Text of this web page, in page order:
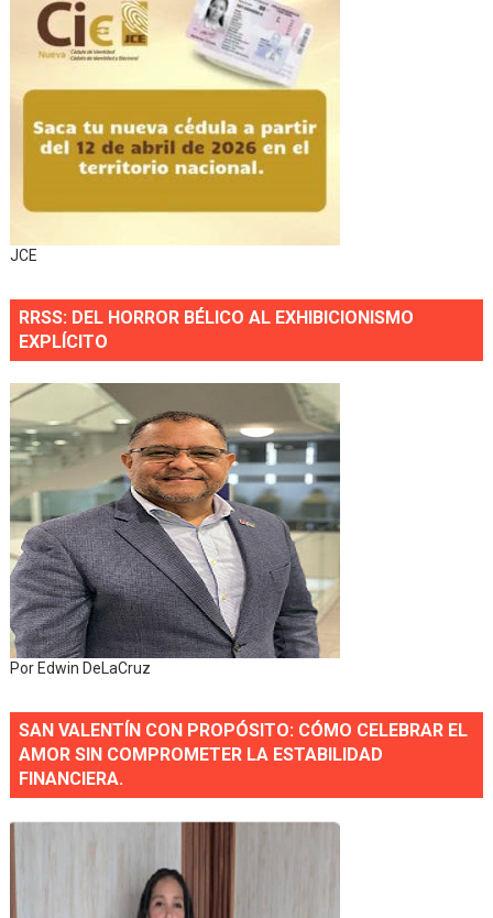
JCE
RRSS: DEL HORROR BÉLICO AL EXHIBICIONISMO
EXPLÍCITO
Por Edwin DeLaCruz
SAN VALENTÍN CON PROPÓSITO: CÓMO CELEBRAR EL
AMOR SIN COMPROMETER LA ESTABILIDAD
FINANCIERA.